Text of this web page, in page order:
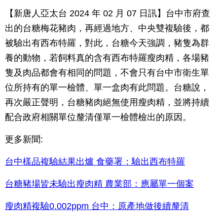
【新唐人亞太台 2024 年 02 月 07 日訊】台中市府查
出的台糖梅花豬肉，再經過地方、中央雙複驗後，都
被驗出有西布特羅，對此，台糖今天強調，豬隻為群
養的動物，若飼料真的含有西布特羅瘦肉精，各場豬
隻及肉品都會有相同的問題，不會只有台中市衛生單
位所持有的單一檢體、單一盒肉有此問題。台糖說，
再次嚴正聲明，台糖豬肉絕無使用瘦肉精，並將持續
配合政府相關單位釐清僅單一檢體檢出的原因。
更多新聞:
台中樣品複驗結果出爐 食藥署：驗出西布特羅
台糖豬場皆未驗出瘦肉精 農業部：應屬單一個案
瘦肉精複驗0.002ppm 台中：原產地做後續釐清